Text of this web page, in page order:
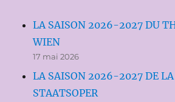
LA SAISON 2026-2027 DU
WIEN
17 mai 2026
LA SAISON 2026-2027 DE
STAATSOPER